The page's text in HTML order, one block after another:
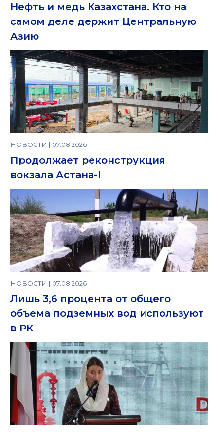
Нефть и медь Казахстана. Кто на
самом деле держит Центральную
Азию
НОВОСТИ | 07.08.2026
Продолжает реконструкция
вокзала Астана-I
НОВОСТИ | 07.08.2026
Лишь 3,6 процента от общего
объема подземных вод используют
в РК